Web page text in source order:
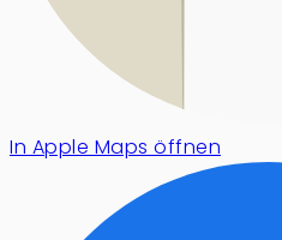
In Apple Maps öffnen